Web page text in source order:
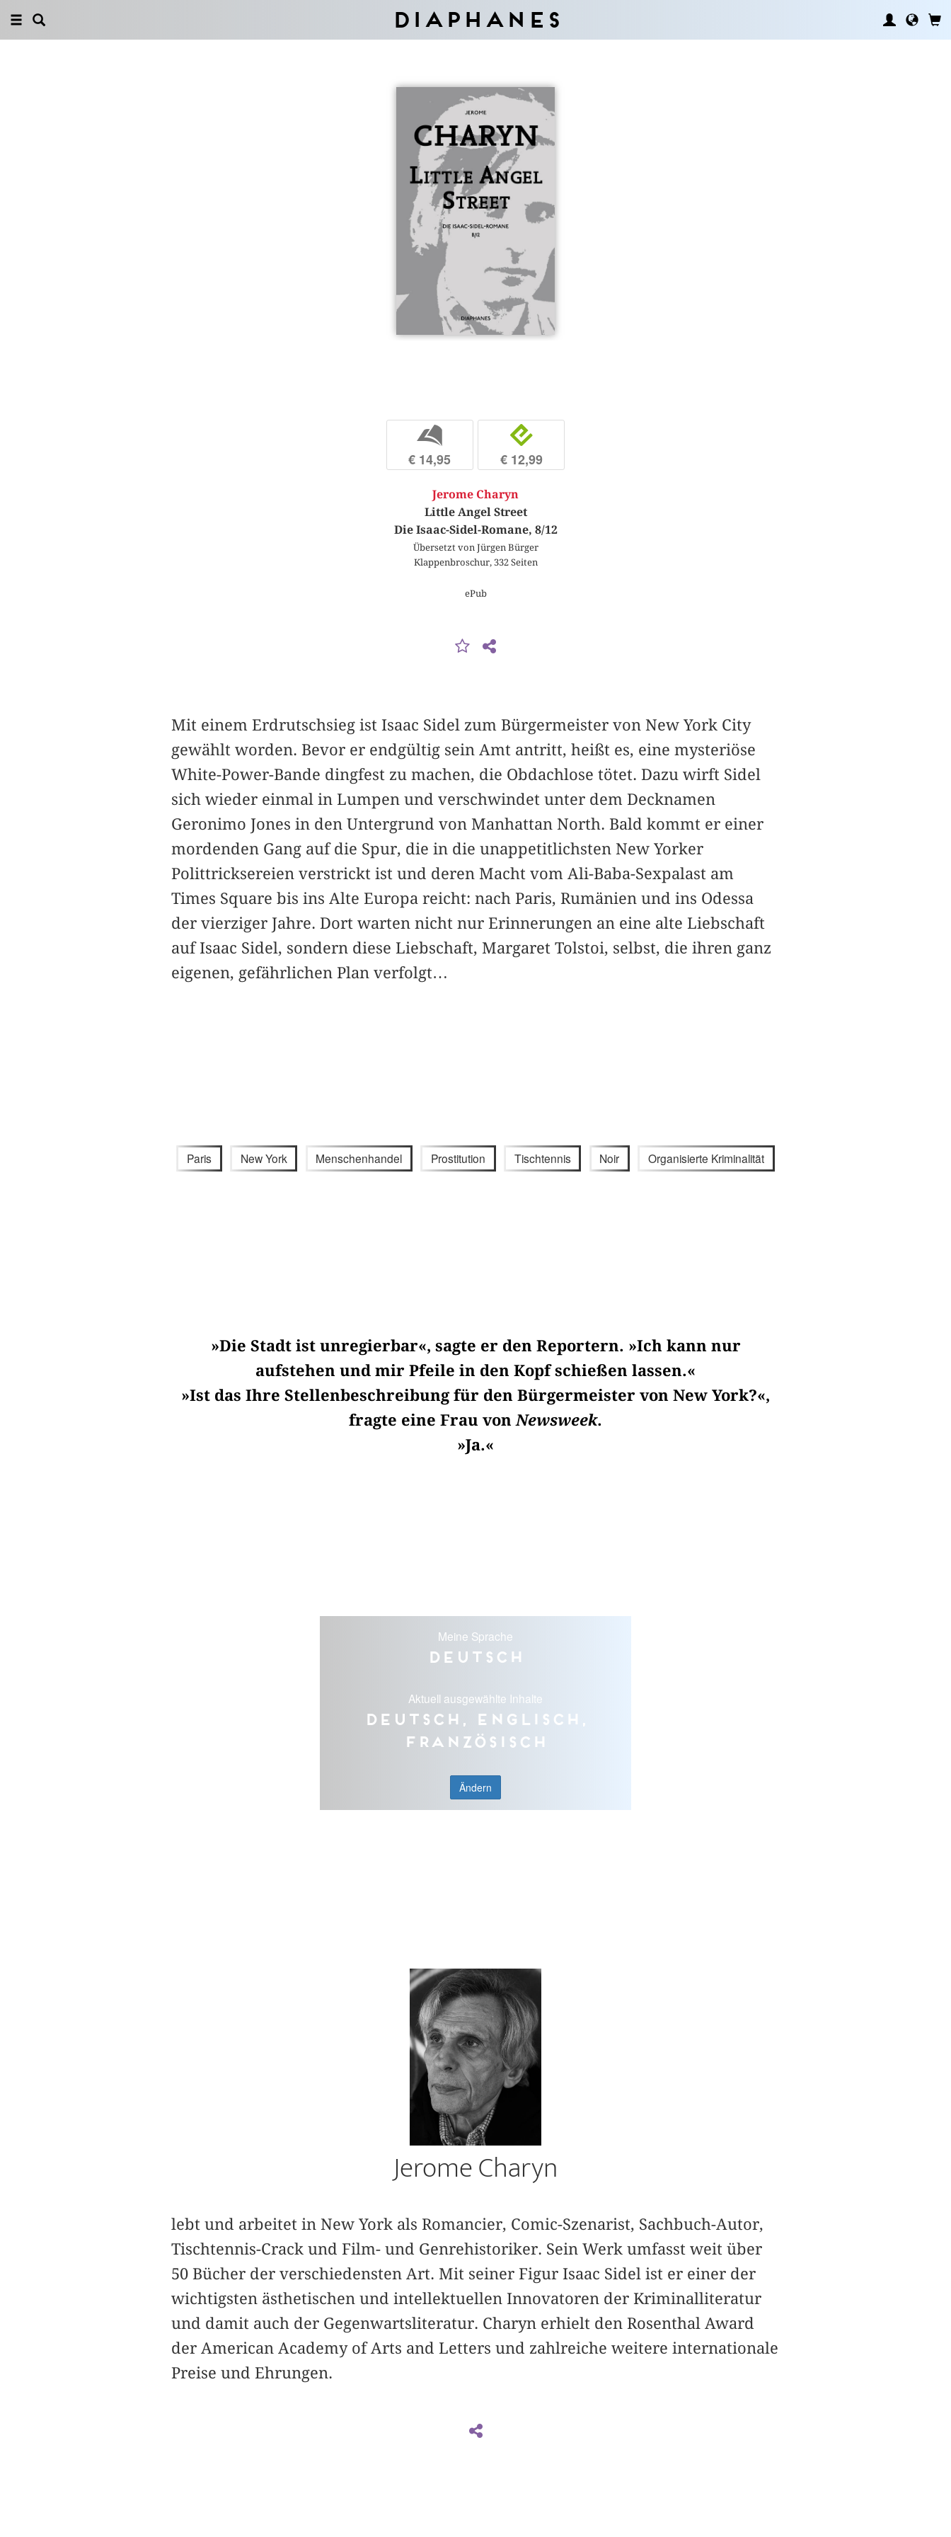
Diaphanes
b
€ 14,95
e
€ 12,99
Jerome Charyn
Little Angel Street
Die Isaac-Sidel-Romane, 8/12
Übersetzt von Jürgen Bürger
Klappenbroschur, 332 Seiten
ePub
Mit einem Erdrutschsieg ist Isaac Sidel zum Bürgermeister von New York City
gewählt worden. Bevor er endgültig sein Amt antritt, heißt es, eine mysteriöse
White-Power-Bande dingfest zu machen, die Obdachlose tötet. Dazu wirft Sidel
sich wieder einmal in Lumpen und verschwindet unter dem Decknamen
Geronimo Jones in den Untergrund von Manhattan North. Bald kommt er einer
mordenden Gang auf die Spur, die in die unappetitlichsten New Yorker
Polittricksereien verstrickt ist und deren Macht vom Ali-Baba-Sexpalast am
Times Square bis ins Alte Europa reicht: nach Paris, Rumänien und ins Odessa
der vierziger Jahre. Dort warten nicht nur Erinnerungen an eine alte Liebschaft
auf Isaac Sidel, sondern diese Liebschaft, Margaret Tolstoi, selbst, die ihren ganz
eigenen, gefährlichen Plan verfolgt…
Paris New York Menschenhandel Prostitution Tischtennis Noir Organisierte Kriminalität
»Die Stadt ist unregierbar«, sagte er den Reportern. »Ich kann nur
aufstehen und mir Pfeile in den Kopf schießen lassen.«
»Ist das Ihre Stellenbeschreibung für den Bürgermeister von New York?«,
fragte eine Frau vonNewsweek.
»Ja.«
Meine Sprache
Deutsch
Aktuell ausgewählte Inhalte
Deutsch, Englisch,
Französisch
Ändern
Jerome Charyn
lebt und arbeitet in New York als Romancier, Comic-Szenarist, Sachbuch-Autor,
Tischtennis-Crack und Film- und Genrehistoriker. Sein Werk umfasst weit über
50 Bücher der verschiedensten Art. Mit seiner Figur Isaac Sidel ist er einer der
wichtigsten ästhetischen und intellektuellen Innovatoren der Kriminalliteratur
und damit auch der Gegenwartsliteratur. Charyn erhielt den Rosenthal Award
der American Academy of Arts and Letters und zahlreiche weitere internationale
Preise und Ehrungen.